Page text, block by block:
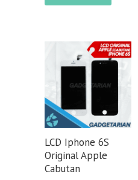
LCD Iphone 6S
Original Apple
Cabutan